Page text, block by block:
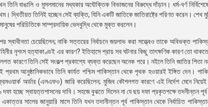
তিনি বাঙালি ও মুসলমানের মধ্যকার অযৌক্তিক বিভাজনের বিরুদ্ধে দাঁড়ান। ধর্ম-বর্ণ
তিনিই হচ্ছেন সেই ব্যক্তি, যিনি একটি জাতিকে জাতিরাষ্ট্রে পরিণত করেন। শেখ
পরিচিতিকে সাম্প্রদায়িক ভেদবুদ্ধি থেকে মুক্ত করলেন।
চেয়েছিলেন; নাকি সত্তরের নির্বাচনে জয়লাভ করা সত্ত্বেও তাকে অবিভক্ত
নৃশংস হত্যাকাণ্ডই এর কারণ? ইতিহাসে প্রায় সব ঘটনার কিছু তাৎক্ষণিক কারণ তো
কারণে তিনি সেই সংকল্প প্রকাশ্যে ব্যক্ত করেছেন অনেক পরে। নইলে তিনি জাতির পিতা
আনুষ্ঠানিকভাবে তিনি কার্যত পশ্চিম পাকিস্তান থেকে পৃথক হওয়ারই ইঙ্গিত দেন।
অর্ডার (এলএফও) জারি করেছিলেন; মুজিব কৌশলগত কারণে এই নির্দেশ মেনে নিয়েই
হচ্ছে স্বায়ত্তশাসনের দাবি। সহজে বুঝতে দিলেন না যে ছয় দফা প্রকৃতপক্ষে তদনীন্তন
সালের জানুয়ারি মাসে তিনি যখন তদানীন্তন পূর্ব পাকিস্তান থেকে নির্বাচিত